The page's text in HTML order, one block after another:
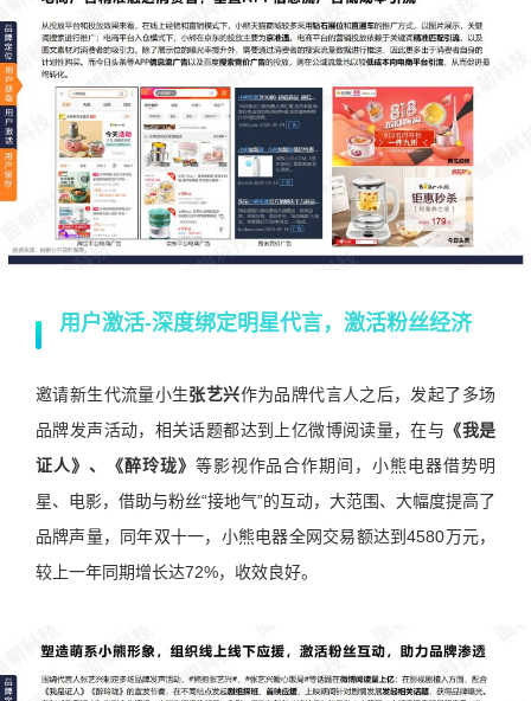
用户激活-深度绑定明星代言，激活粉丝经济
邀请新生代流量小生张艺兴作为品牌代言人之后，发起了多场
品牌发声活动，相关话题都达到上亿微博阅读量，在与 《我是
证人》、《醉玲珑》 等影视作品合作期间，小熊电器借势明
星、电影，借助与粉丝“接地气”的互动，大范围、大幅度提高了
品牌声量，同年双十一，小熊电器全网交易额达到4580万元，
较上一年同期增长达72%，收效良好。